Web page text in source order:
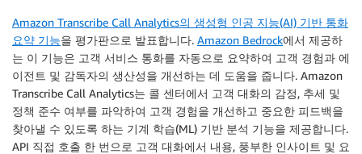
Amazon Transcribe Call Analytics의 생성형 인공 지능(AI) 기반 통화
요약 기능을 평가판으로 발표합니다. Amazon Bedrock에서 제공하
는 이 기능은 고객 서비스 통화를 자동으로 요약하여 고객 경험과 에
이전트 및 감독자의 생산성을 개선하는 데 도움을 줍니다. Amazon
Transcribe Call Analytics는 콜 센터에서 고객 대화의 감정, 추세 및
정책 준수 여부를 파악하여 고객 경험을 개선하고 중요한 피드백을
찾아낼 수 있도록 하는 기계 학습(ML) 기반 분석 기능을 제공합니다.
API 직접 호출 한 번으로 고객 대화에서 내용, 풍부한 인사이트 및 요